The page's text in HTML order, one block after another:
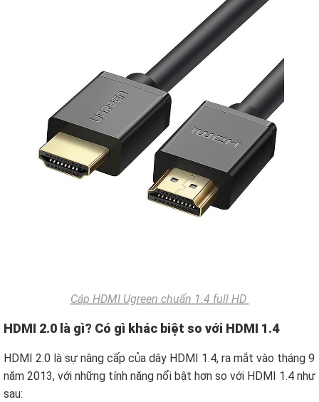
Cáp HDMI Ugreen chuẩn 1.4 full HD
HDMI 2.0 là gì? Có gì khác biệt so với HDMI 1.4
HDMI 2.0 là sự nâng cấp của dây HDMI 1.4, ra mắt vào tháng 9
năm 2013, với những tính năng nổi bật hơn so với HDMI 1.4 như
sau: